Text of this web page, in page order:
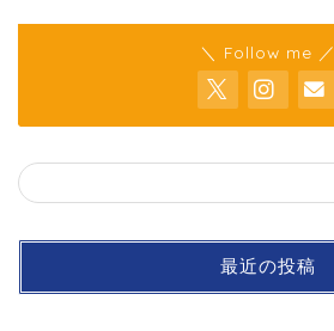
＼ Follow me ／
最近の投稿